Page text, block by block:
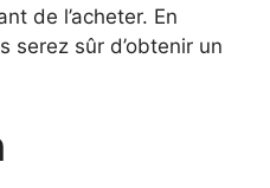
de l’acheter. En
serez sûr d’obtenir un